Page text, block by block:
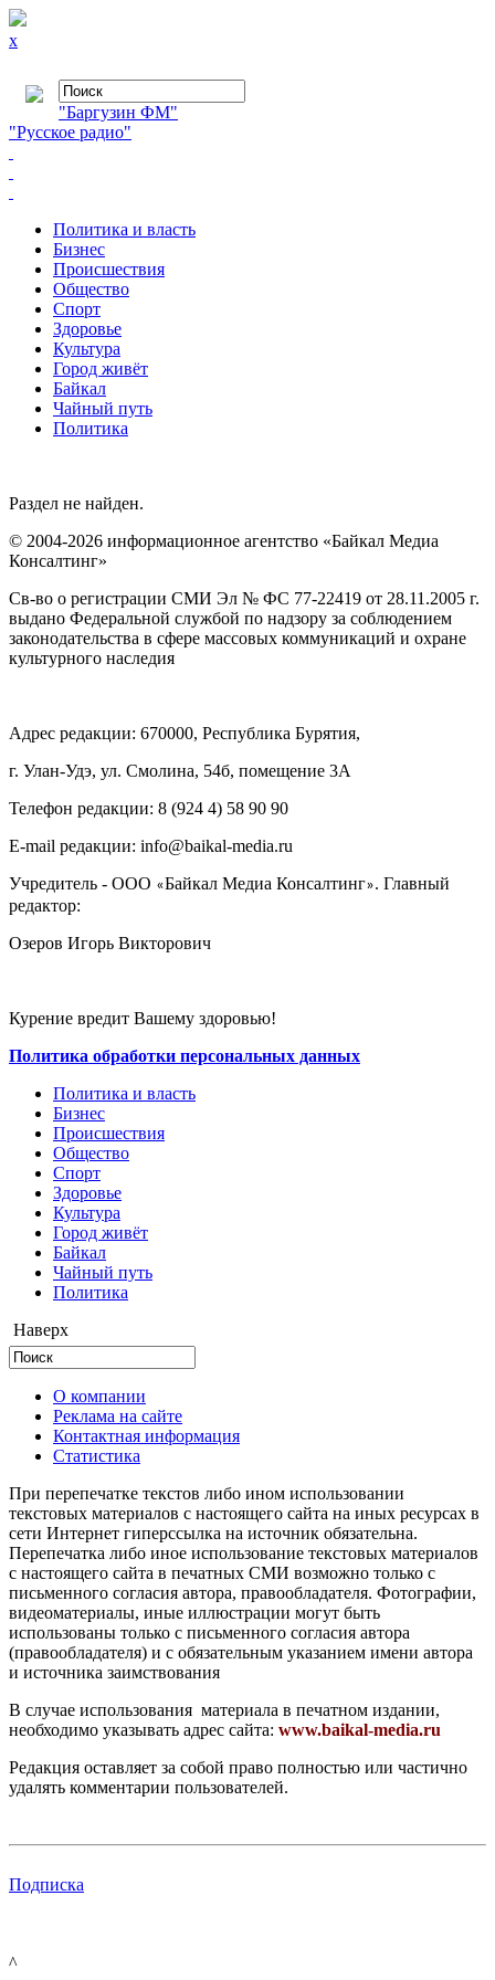
x
"Баргузин ФМ"
"Русское радио"
Политика и власть
Бизнес
Происшествия
Общество
Cпорт
Здоровье
Культура
Город живёт
Байкал
Чайный путь
Политика
Раздел не найден.
© 2004-2026 информационное агентство «Байкал Медиа
Консалтинг»
Св-во о регистрации СМИ Эл № ФС 77-22419 от 28.11.2005 г.
выдано Федеральной службой по надзору за соблюдением
законодательства в сфере массовых коммуникаций и охране
культурного наследия
Адрес редакции: 670000, Республика Бурятия,
г. Улан-Удэ, ул. Смолина, 54б, помещение 3А
Телефон редакции: ‎‎8 (924 4) 58 90 90
E-mail редакции: info@baikal-media.ru
Учредитель - ООО «Байкал Медиа Консалтинг». Главный
редактор:
Озеров Игорь Викторович
Курение вредит Вашему здоровью!
Политика обработки персональных данных
Политика и власть
Бизнес
Происшествия
Общество
Cпорт
Здоровье
Культура
Город живёт
Байкал
Чайный путь
Политика
Наверх
О компании
Реклама на сайте
Контактная информация
Статистика
При перепечатке текстов либо ином использовании
текстовых материалов с настоящего сайта на иных ресурсах в
сети Интернет гиперссылка на источник обязательна.
Перепечатка либо иное использование текстовых материалов
с настоящего сайта в печатных СМИ возможно только с
письменного согласия автора, правообладателя. Фотографии,
видеоматериалы, иные иллюстрации могут быть
использованы только с письменного согласия автора
(правообладателя) и с обязательным указанием имени автора
и источника заимствования
В случае использования материала в печатном издании,
необходимо указывать адрес сайта: www.baikal-media.ru
Редакция оставляет за собой право полностью или частично
удалять комментарии пользователей.
Подписка
^